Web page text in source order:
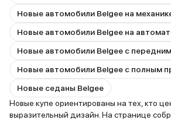
Новые автомобили Belgee на
Новые автомобили Belgee на
Новые седаны Belgee
Новые купе ориентированы на тех, кто
выразительный дизайн. На странице